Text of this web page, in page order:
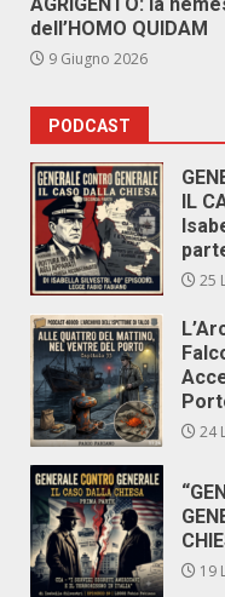
dell’HOMO QUIDAM
9 Giugno 2026
PODCAST
IL
25
24
19